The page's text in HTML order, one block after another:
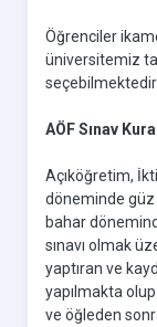
Öğrenciler
üniversitemiz
seçebilmektedir.
AÖF Sınav
Açıköğretim,
döneminde güz
bahar
sınavı olmak
yaptıran ve
yapılmakta
ve öğleden